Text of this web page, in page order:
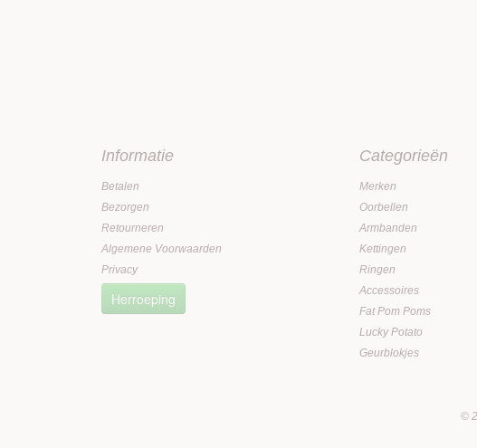
Informatie
Betalen
Bezorgen
Retourneren
Algemene Voorwaarden
Privacy
Herroeping
Categorieën
Merken
Oorbellen
Armbanden
Kettingen
Ringen
Accessoires
Fat Pom Poms
Lucky Potato
Geurblokjes
©